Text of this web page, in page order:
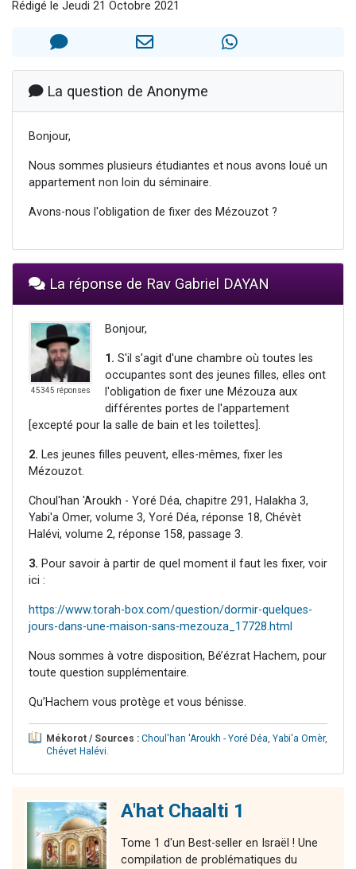
Il reste 49 places pour étudier en groupe sur Zoom
Eva vient de donner son Maasser
Rédigé le Jeudi 21 Octobre 2021
La question de Anonyme
Bonjour,
Nous sommes plusieurs étudiantes et nous avons loué un
appartement non loin du séminaire.
Avons-nous l'obligation de fixer des Mézouzot ?
La réponse de Rav Gabriel DAYAN
45345 réponses
Bonjour,
1. S'il s'agit d'une chambre où toutes les
occupantes sont des jeunes filles, elles ont
l'obligation de fixer une Mézouza aux
différentes portes de l'appartement
[excepté pour la salle de bain et les toilettes].
2. Les jeunes filles peuvent, elles-mêmes, fixer les
Mézouzot.
Choul'han 'Aroukh - Yoré Déa, chapitre 291, Halakha 3,
Yabi'a Omer, volume 3, Yoré Déa, réponse 18, Chévèt
Halévi, volume 2, réponse 158, passage 3.
3. Pour savoir à partir de quel moment il faut les fixer, voir
ici :
https://www.torah-box.com/question/dormir-quelques-
jours-dans-une-maison-sans-mezouza_17728.html
Nous sommes à votre disposition, Bé’ézrat Hachem, pour
toute question supplémentaire.
Qu’Hachem vous protège et vous bénisse.
Mékorot / Sources : Choul'han 'Aroukh - Yoré Déa, Yabi'a Omèr,
Chévet Halévi.
A'hat Chaalti 1
Tome 1 d'un Best-seller en Israël ! Une
compilation de problématiques du